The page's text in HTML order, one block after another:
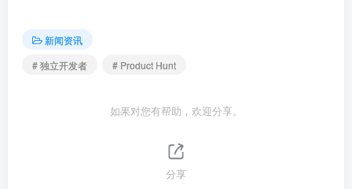
新闻资讯
# 独立开发者
# Product Hunt
如果对您有帮助，欢迎分享。
分享